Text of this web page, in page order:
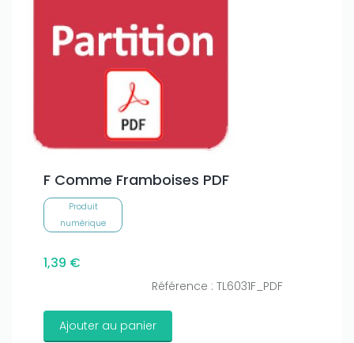
F Comme Framboises PDF
Produit
numérique
1,39 €
Référence : TL6031F_PDF
Ajouter au panier